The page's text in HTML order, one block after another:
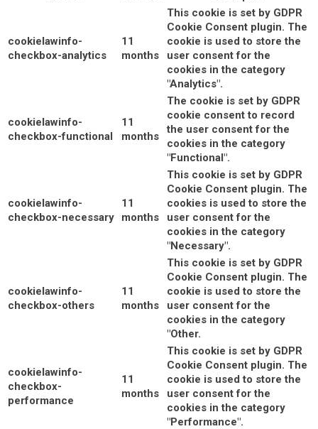
cookielawinfo-
checkbox-analytics
11
months
This cookie is set by GDPR
Cookie Consent plugin. The
cookie is used to store the
user consent for the
cookies in the category
"Analytics".
cookielawinfo-
checkbox-functional
11
months
The cookie is set by GDPR
cookie consent to record
the user consent for the
cookies in the category
"Functional".
cookielawinfo-
checkbox-necessary
11
months
This cookie is set by GDPR
Cookie Consent plugin. The
cookies is used to store the
user consent for the
cookies in the category
"Necessary".
cookielawinfo-
checkbox-others
11
months
This cookie is set by GDPR
Cookie Consent plugin. The
cookie is used to store the
user consent for the
cookies in the category
"Other.
cookielawinfo-
checkbox-
performance
11
months
This cookie is set by GDPR
Cookie Consent plugin. The
cookie is used to store the
user consent for the
cookies in the category
"Performance".